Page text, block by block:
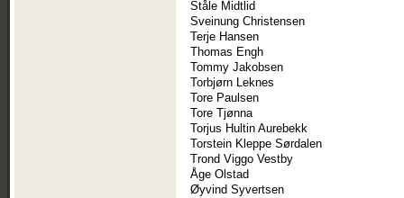
Ståle Midtlid
Sveinung Christensen
Terje Hansen
Thomas Engh
Tommy Jakobsen
Torbjørn Leknes
Tore Paulsen
Tore Tjønna
Torjus Hultin Aurebekk
Torstein Kleppe Sørdalen
Trond Viggo Vestby
Åge Olstad
Øyvind Syvertsen